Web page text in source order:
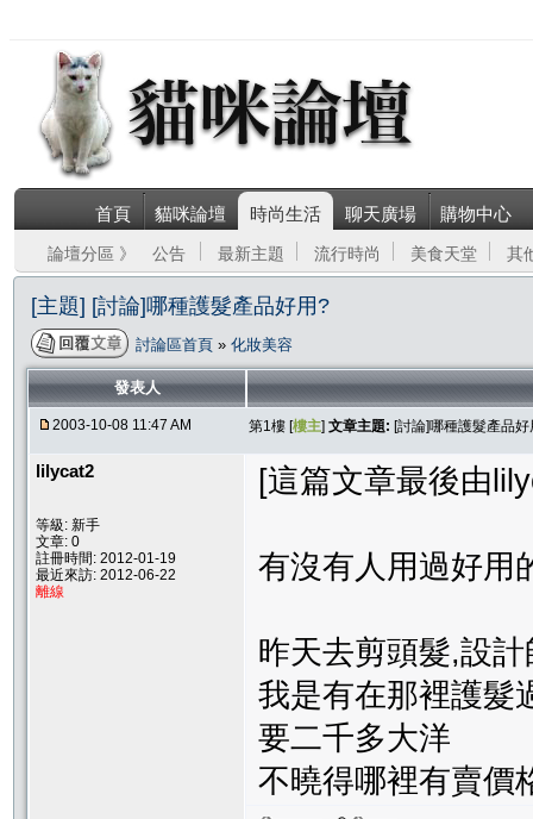
首頁 貓咪論壇 時尚生活 聊天廣場 購物中心
論壇分區 》 公告 最新主題 流行時尚 美食天堂 其
[主題] [討論]哪種護髮產品好用?
討論區首頁 » 化妝美容
發表人
2003-10-08 11:47 AM 第1樓 [樓主] 文章主題: [討論]哪種護髮產品好
lilycat2
等級: 新手
文章: 0
註冊時間: 2012-01-19
最近來訪: 2012-06-22
離線
[這篇文章最後由
有沒有人用過好用
昨天去剪頭髮,設
我是有在那裡護髮
要二千多大洋
不曉得哪裡有賣價